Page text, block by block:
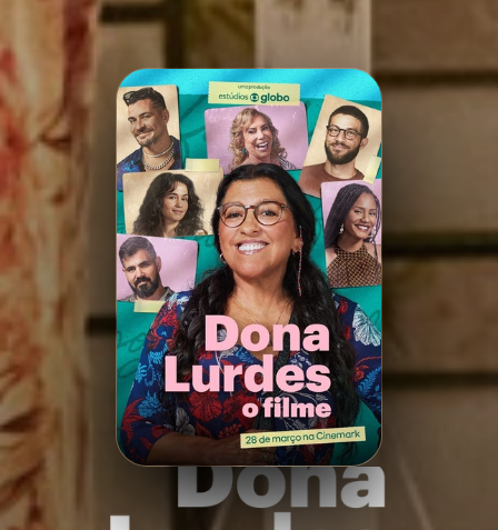
Minha Lista
Pesquisar